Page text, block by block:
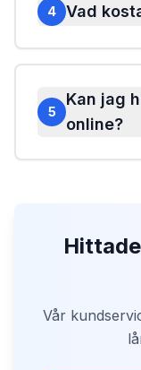
4 Vad
5
Kan jag
online?
Vår